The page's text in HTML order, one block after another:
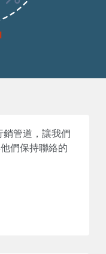
銷管道，讓我們
們保持聯絡的